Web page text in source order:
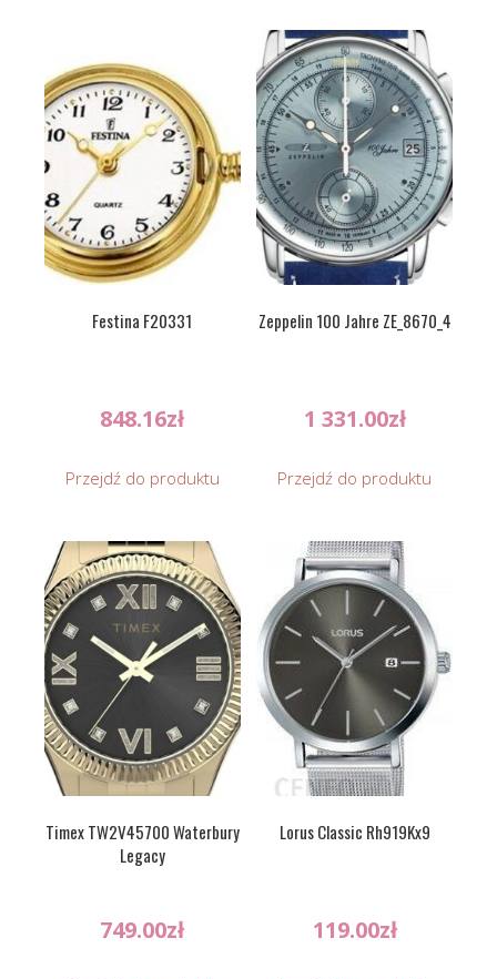
Festina F20331
848.16zł
Przejdź do produktu
Zeppelin 100 Jahre ZE_8670_4
1 331.00zł
Przejdź do produktu
Timex TW2V45700 Waterbury
Legacy
749.00zł
Lorus Classic Rh919Kx9
119.00zł